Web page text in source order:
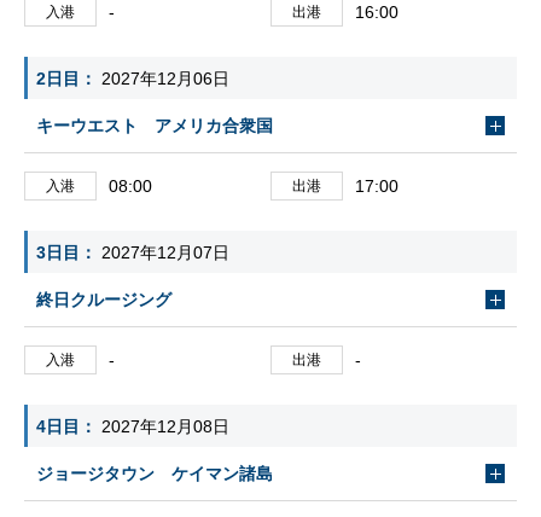
入港 - 出港 16:00
2日目 2027年12月06日
キーウエスト アメリカ合衆国
入港 08:00 出港 17:00
3日目 2027年12月07日
終日クルージング
入港 - 出港 -
4日目 2027年12月08日
ジョージタウン ケイマン諸島